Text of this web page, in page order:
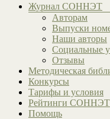
Журнал СОННЭТ
Авторам
Выпуски
Наши авторы
Социальные
Отзывы
Методическая
Конкурсы
Тарифы и условия
Рейтинги СОННЭТ
Помощь